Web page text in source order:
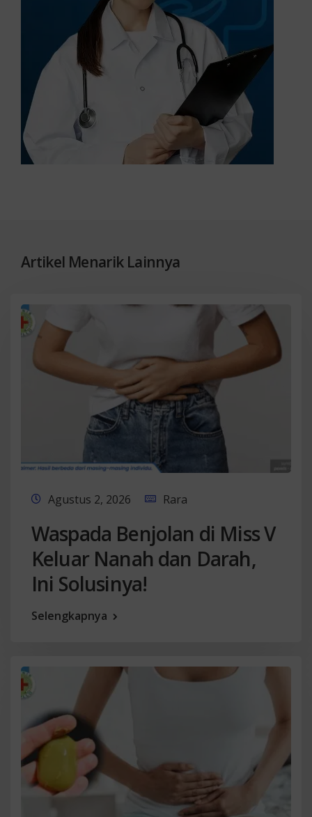
Artikel Menarik Lainnya
Agustus 2, 2026 Rara
Waspada Benjolan di Miss V
Keluar Nanah dan Darah,
Ini Solusinya!
Selengkapnya